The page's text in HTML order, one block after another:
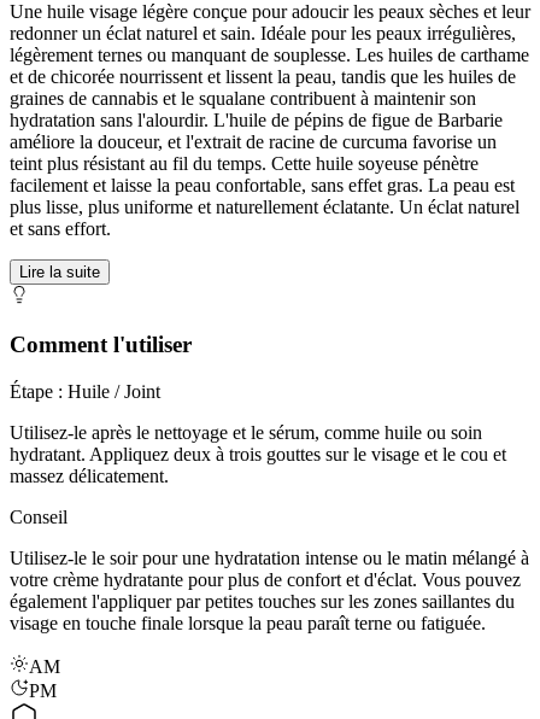
Une huile visage légère conçue pour adoucir les peaux sèches et leur
redonner un éclat naturel et sain. Idéale pour les peaux irrégulières,
légèrement ternes ou manquant de souplesse. Les huiles de carthame
et de chicorée nourrissent et lissent la peau, tandis que les huiles de
graines de cannabis et le squalane contribuent à maintenir son
hydratation sans l'alourdir. L'huile de pépins de figue de Barbarie
améliore la douceur, et l'extrait de racine de curcuma favorise un
teint plus résistant au fil du temps. Cette huile soyeuse pénètre
facilement et laisse la peau confortable, sans effet gras. La peau est
plus lisse, plus uniforme et naturellement éclatante. Un éclat naturel
et sans effort.
Lire la suite
Comment l'utiliser
Étape : Huile / Joint
Utilisez-le après le nettoyage et le sérum, comme huile ou soin
hydratant. Appliquez deux à trois gouttes sur le visage et le cou et
massez délicatement.
Conseil
Utilisez-le le soir pour une hydratation intense ou le matin mélangé à
votre crème hydratante pour plus de confort et d'éclat. Vous pouvez
également l'appliquer par petites touches sur les zones saillantes du
visage en touche finale lorsque la peau paraît terne ou fatiguée.
AM
PM